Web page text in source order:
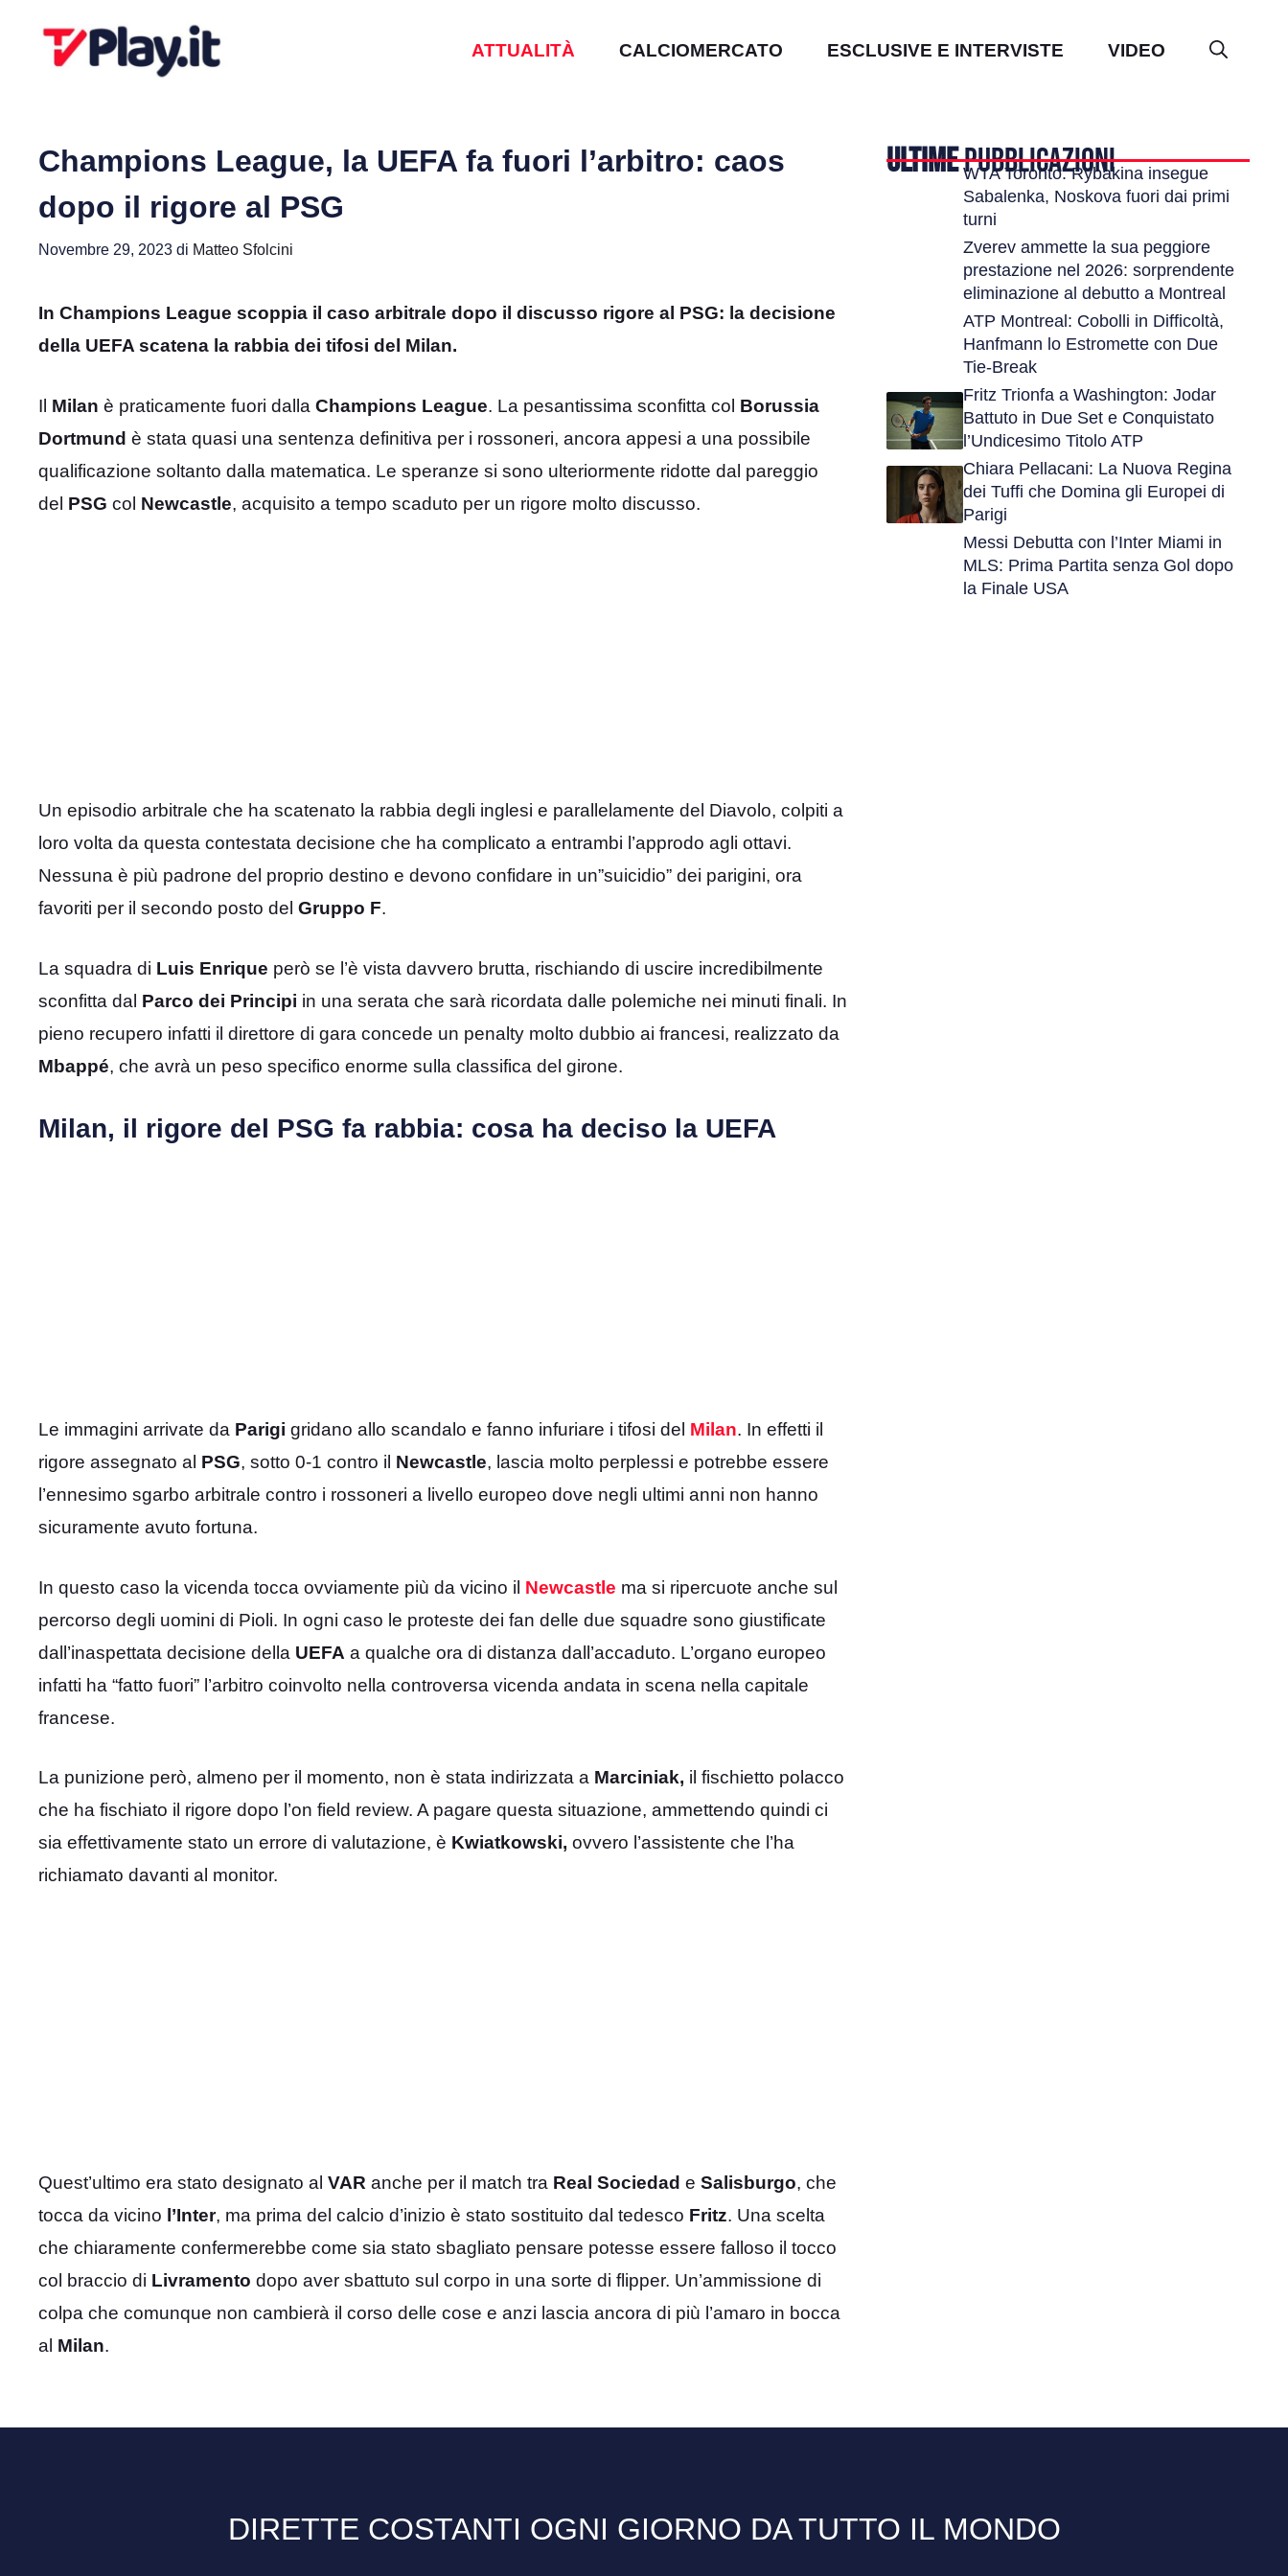
ATTUALITÀ CALCIOMERCATO ESCLUSIVE E INTERVISTE VIDEO
Champions League, la UEFA fa fuori l’arbitro: caos
dopo il rigore al PSG
Novembre 29, 2023 di Matteo Sfolcini
In Champions League scoppia il caso arbitrale dopo il discusso rigore al PSG: la decisione
della UEFA scatena la rabbia dei tifosi del Milan.
Il Milan è praticamente fuori dalla Champions League. La pesantissima sconfitta col Borussia
Dortmund è stata quasi una sentenza definitiva per i rossoneri, ancora appesi a una possibile
qualificazione soltanto dalla matematica. Le speranze si sono ulteriormente ridotte dal pareggio
del PSG col Newcastle, acquisito a tempo scaduto per un rigore molto discusso.
Un episodio arbitrale che ha scatenato la rabbia degli inglesi e parallelamente del Diavolo, colpiti a
loro volta da questa contestata decisione che ha complicato a entrambi l’approdo agli ottavi.
Nessuna è più padrone del proprio destino e devono confidare in un”suicidio” dei parigini, ora
favoriti per il secondo posto del Gruppo F.
La squadra di Luis Enrique però se l’è vista davvero brutta, rischiando di uscire incredibilmente
sconfitta dal Parco dei Principi in una serata che sarà ricordata dalle polemiche nei minuti finali. In
pieno recupero infatti il direttore di gara concede un penalty molto dubbio ai francesi, realizzato da
Mbappé, che avrà un peso specifico enorme sulla classifica del girone.
Milan, il rigore del PSG fa rabbia: cosa ha deciso la UEFA
Le immagini arrivate da Parigi gridano allo scandalo e fanno infuriare i tifosi del Milan. In effetti il
rigore assegnato al PSG, sotto 0-1 contro il Newcastle, lascia molto perplessi e potrebbe essere
l’ennesimo sgarbo arbitrale contro i rossoneri a livello europeo dove negli ultimi anni non hanno
sicuramente avuto fortuna.
In questo caso la vicenda tocca ovviamente più da vicino il Newcastle ma si ripercuote anche sul
percorso degli uomini di Pioli. In ogni caso le proteste dei fan delle due squadre sono giustificate
dall’inaspettata decisione della UEFA a qualche ora di distanza dall’accaduto. L’organo europeo
infatti ha “fatto fuori” l’arbitro coinvolto nella controversa vicenda andata in scena nella capitale
francese.
La punizione però, almeno per il momento, non è stata indirizzata a Marciniak, il fischietto polacco
che ha fischiato il rigore dopo l’on field review. A pagare questa situazione, ammettendo quindi ci
sia effettivamente stato un errore di valutazione, è Kwiatkowski, ovvero l’assistente che l’ha
richiamato davanti al monitor.
Quest’ultimo era stato designato al VAR anche per il match tra Real Sociedad e Salisburgo, che
tocca da vicino l’Inter, ma prima del calcio d’inizio è stato sostituito dal tedesco Fritz. Una scelta
che chiaramente confermerebbe come sia stato sbagliato pensare potesse essere falloso il tocco
col braccio di Livramento dopo aver sbattuto sul corpo in una sorte di flipper. Un’ammissione di
colpa che comunque non cambierà il corso delle cose e anzi lascia ancora di più l’amaro in bocca
al Milan.
ULTIMEPUBBLICAZIONI
WTA Toronto: Rybakina insegue
Sabalenka, Noskova fuori dai primi
turni
Zverev ammette la sua peggiore
prestazione nel 2026: sorprendente
eliminazione al debutto a Montreal
ATP Montreal: Cobolli in Difficoltà,
Hanfmann lo Estromette con Due
Tie-Break
Fritz Trionfa a Washington: Jodar
Battuto in Due Set e Conquistato
l’Undicesimo Titolo ATP
Chiara Pellacani: La Nuova Regina
dei Tuffi che Domina gli Europei di
Parigi
Messi Debutta con l’Inter Miami in
MLS: Prima Partita senza Gol dopo
la Finale USA
DIRETTE COSTANTI OGNI GIORNO DA TUTTO IL MONDO